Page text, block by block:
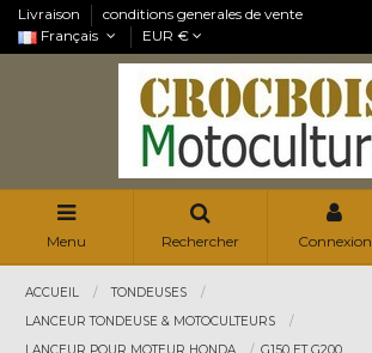
Livraison
conditions generales de vente
Français
EUR €
Menu Rechercher Connexion
ACCUEIL
TONDEUSES
LANCEUR TONDEUSE & MOTOCULTEURS
LANCEUR POUR MOTEUR HONDA
G150 ET G200